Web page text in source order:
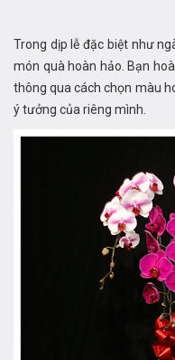
Trong dịp lễ đặc biệt như
món quà hoàn hảo. Bạn
thông qua cách chọn màu
ý tưởng của riêng mình.